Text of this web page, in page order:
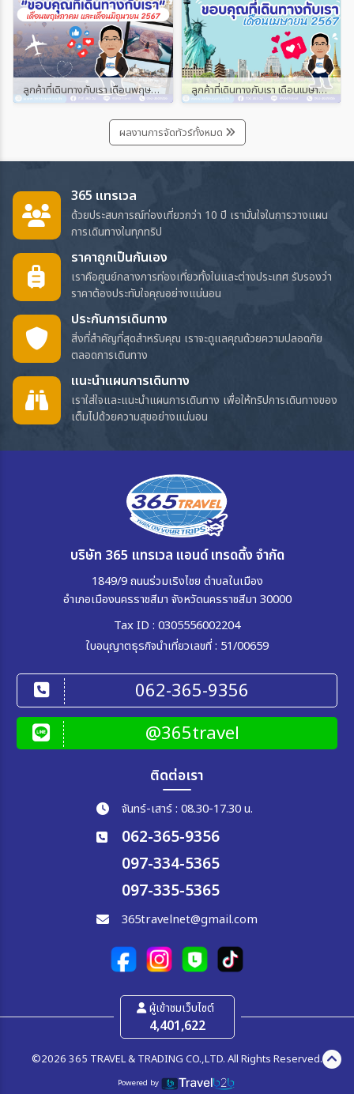
ลูกค้าที่เดินทางกับเรา เดือนพฤษภาคม และมิถุนายน 2567 ลูกค้าที่เดินทางกับเรา เดือนเมษายน 2567
ผลงานการจัดทัวร์ทั้งหมด
365 แทรเวล
ด้วยประสบการณ์ท่องเที่ยวกว่า 10 ปี เรามั่นใจในการวางแผน
การเดินทางในทุกทริป
ราคาถูกเป็นกันเอง
เราคือศูนย์กลางการท่องเที่ยวทั้งในและต่างประเทศ รับรองว่า
ราคาต้องประทับใจคุณอย่างแน่นอน
ประกันการเดินทาง
สิ่งที่สำคัญที่สุดสำหรับคุณ เราจะดูแลคุณด้วยความปลอดภัย
ตลอดการเดินทาง
แนะนำแผนการเดินทาง
เราใส่ใจและแนะนำแผนการเดินทาง เพื่อให้ทริปการเดินทางของ
เต็มไปด้วยความสุขอย่างแน่นอน
บริษัท 365 แทรเวล แอนด์ เทรดดิ้ง จำกัด
1849/9 ถนนร่วมเริงไชย ตำบลในเมือง
อำเภอเมืองนครราชสีมา จังหวัดนครราชสีมา 30000
Tax ID : 0305556002204
ใบอนุญาตธุรกิจนำเที่ยวเลขที่ : 51/00659
062-365-9356
@365travel
ติดต่อเรา
จันทร์-เสาร์ : 08.30-17.30 น.
062-365-9356
097-334-5365
097-335-5365
365travelnet@gmail.com
ผู้เข้าชมเว็บไซต์
4,401,622
©2026 365 TRAVEL & TRADING CO.,LTD. All Rights Reserved.
Powered by